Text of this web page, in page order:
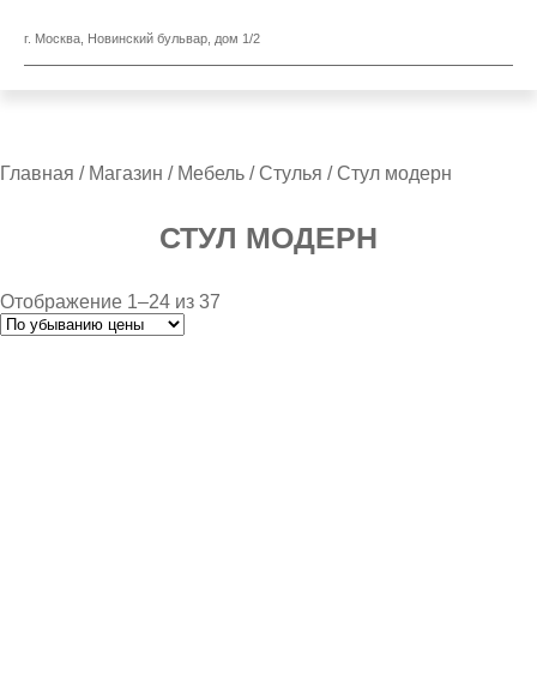
г. Москва, Новинский бульвар, дом 1/2
Главная / Магазин / Мебель /Стулья / Стул модерн
СТУЛ МОДЕРН
Отображение 1–24 из 37